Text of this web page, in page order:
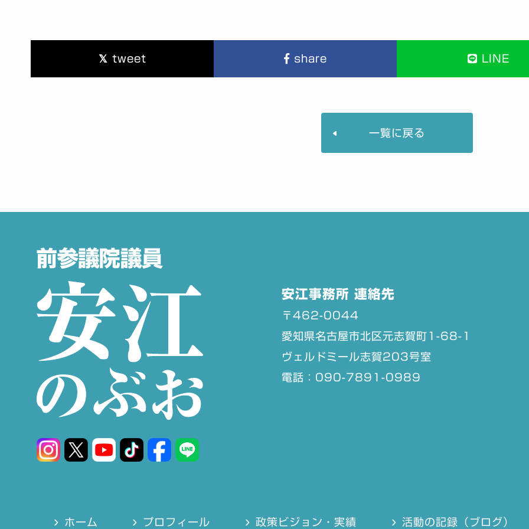
tweet share LINE
一覧に戻る
安江事務所 連絡先
〒462-0044
愛知県名古屋市北区元志賀町1-68-1
ヴェルドミール志賀203号室
電話：090-7891-0989
ホーム プロフィール 政策ビジョン・実績 活動の記録（ブログ）